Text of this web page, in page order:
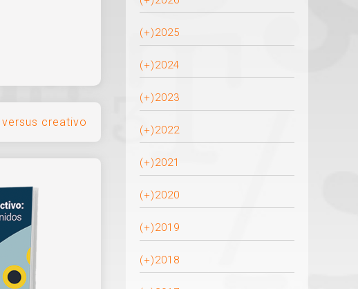
creativo
(+)2025
(+)2024
(+)2023
(+)2022
(+)2021
(+)2020
(+)2019
(+)2018